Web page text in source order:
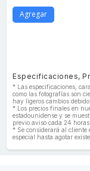
Agregar
Especificaciones,
* Las especificaciones,
como las fotografías son
hay ligeros cambios
* Los precios finales en
estadounidense y se
previo aviso cada 24 horas.
* Se considerará al cliente
especial hasta agotar